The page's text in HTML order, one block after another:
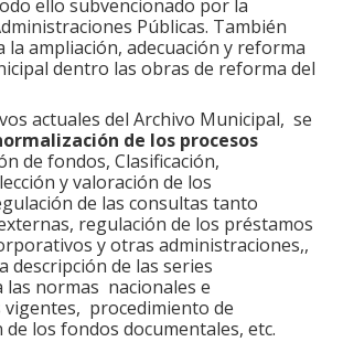
ello subvencionado por la
Públicas. También
la ampliación, adecuación y reforma
dentro las obras de reforma del
actuales del Archivo Municipal, se
de los procesos
de fondos, Clasificación,
y valoración de los
de las consultas tanto
regulación de los préstamos
y otras administraciones,,
descripción de las series
las normas nacionales e
procedimiento de
los fondos documentales, etc.